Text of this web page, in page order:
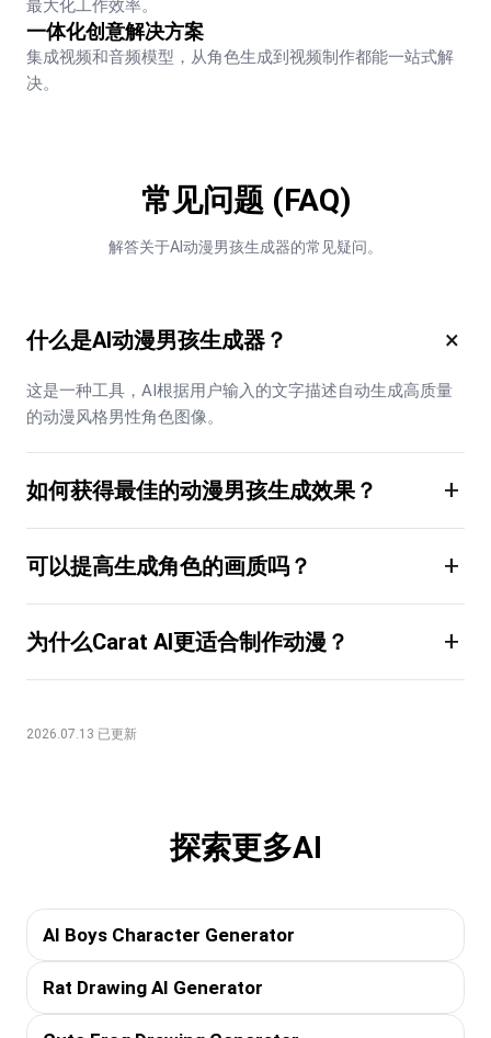
最大化工作效率。
一体化创意解决方案
集成视频和音频模型，从角色生成到视频制作都能一站式解
决。
常见问题 (FAQ)
解答关于AI动漫男孩生成器的常见疑问。
什么是AI动漫男孩生成器？ ×
这是一种工具，AI根据用户输入的文字描述自动生成高质量
的动漫风格男性角色图像。
如何获得最佳的动漫男孩生成效果？ +
可以提高生成角色的画质吗？ +
为什么Carat AI更适合制作动漫？ +
2026.07.13 已更新
探索更多AI
AI Boys Character Generator
Rat Drawing AI Generator